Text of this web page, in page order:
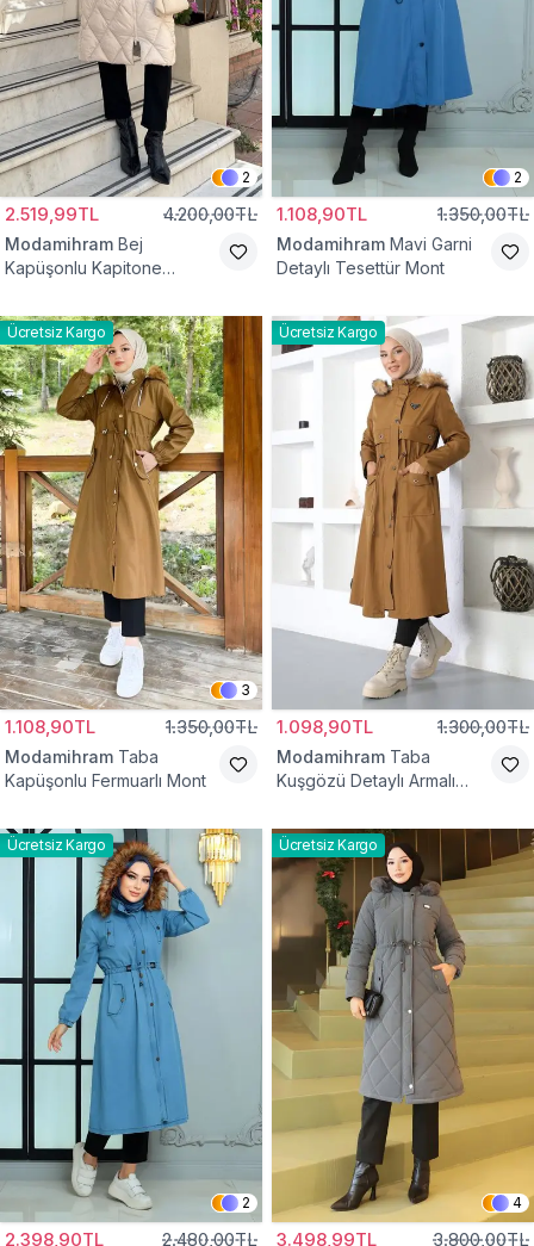
2
2.519,99TL 4.200,00TL
Modamihram Bej
Kapüşonlu Kapitone
2
1.108,90TL 1.350,00TL
Modamihram Mavi Garni
Detaylı Tesettür Mont
Ücretsiz Kargo
3
1.108,90TL 1.350,00TL
Modamihram Taba
Kapüşonlu Fermuarlı Mont
Ücretsiz Kargo
1.098,90TL 1.300,00TL
Modamihram Taba
Kuşgözü Detaylı Armalı
Ücretsiz Kargo
2
2.398,90TL 2.480,00TL
Ücretsiz Kargo
4
3.498,99TL 3.800,00TL